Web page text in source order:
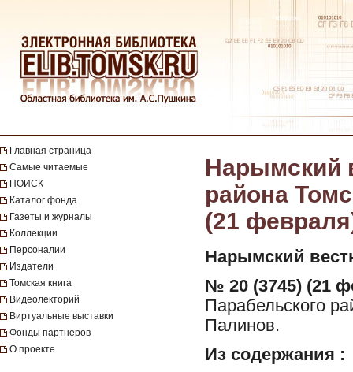
Главная страница
Самые читаемые
ПОИСК
Каталог фонда
Газеты и журналы
Коллекции
Персоналии
Издатели
Томская книга
Видеолекторий
Виртуальные выставки
Фонды партнеров
О проекте
Нарымский
района
(21
Нарымский
№ 20 (3745) (21
Парабельского
Палинов.
Из содержания :